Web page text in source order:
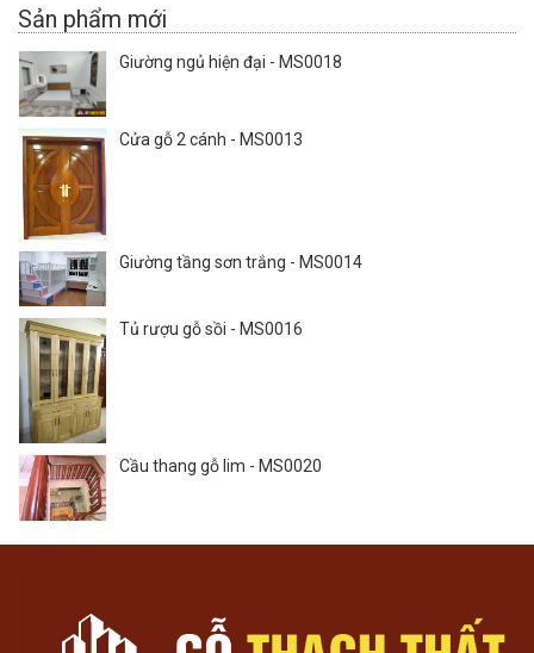
Sản phẩm mới
Giường ngủ hiện đại - MS0018
Cửa gỗ 2 cánh - MS0013
Giường tầng sơn trắng - MS0014
Tủ rượu gỗ sồi - MS0016
Cầu thang gỗ lim - MS0020